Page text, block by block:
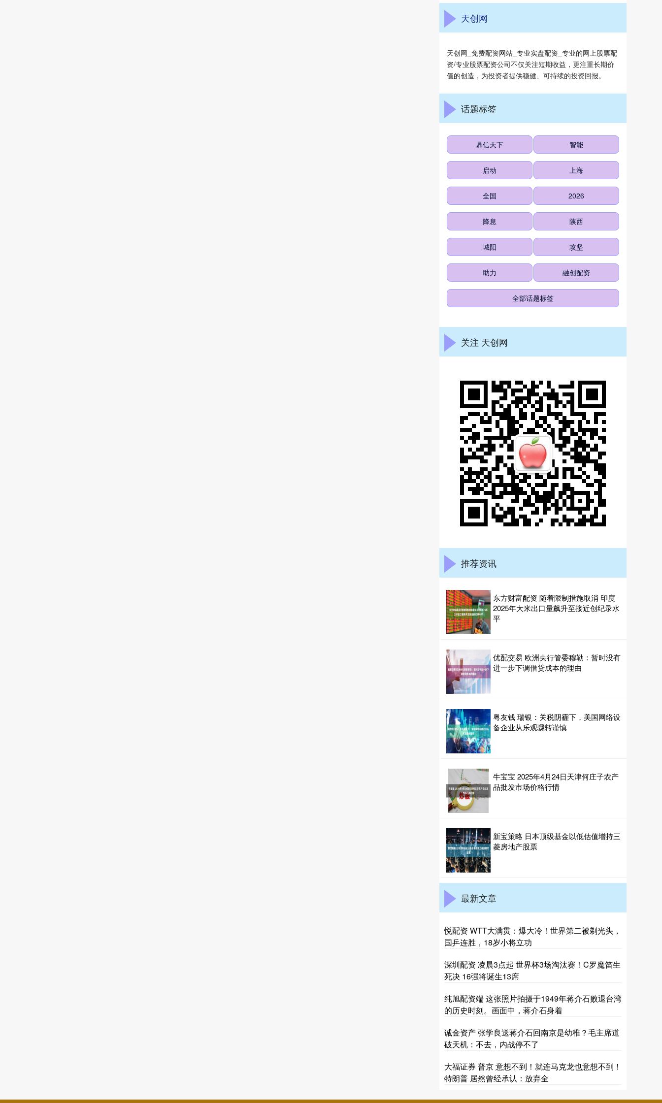
天创网
天创网_免费配资网站_专业实盘配资_专业的网上股票配
资/专业股票配资公司不仅关注短期收益，更注重长期价
值的创造，为投资者提供稳健、可持续的投资回报。
话题标签
鼎信天下 智能
启动 上海
全国 2026
降息 陕西
城阳 攻坚
助力 融创配资
全部话题标签
关注 天创网
推荐资讯
东方财富配资 随着限制措施取消 印度
2025年大米出口量飙升至接近创纪录水
平
优配交易 欧洲央行管委穆勒：暂时没有
进一步下调借贷成本的理由
粤友钱 瑞银：关税阴霾下，美国网络设
备企业从乐观骤转谨慎
牛宝宝 2025年4月24日天津何庄子农产
品批发市场价格行情
新宝策略 日本顶级基金以低估值增持三
菱房地产股票
最新文章
悦配资 WTT大满贯：爆大冷！世界第二被剃光头，
国乒连胜，18岁小将立功
深圳配资 凌晨3点起 世界杯3场淘汰赛！C罗魔笛生
死决 16强将诞生13席
纯旭配资端 这张照片拍摄于1949年蒋介石败退台湾
的历史时刻。画面中，蒋介石身着
诚金资产 张学良送蒋介石回南京是幼稚？毛主席道
破天机：不去，内战停不了
大福证券 普京 意想不到！就连马克龙也意想不到！
特朗普 居然曾经承认：放弃全